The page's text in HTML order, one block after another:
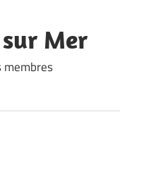
Mer
membres